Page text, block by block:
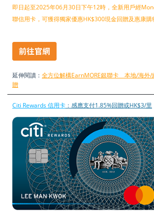
即日起至2025年06月30日下午12時，全新用戶經
聯信用卡，可獲得獨家優惠HK$300現金回贈及惠康購
延伸閱讀： 全方位解構EarnMORE銀聯卡 本地/海外/
贈
Citi Rewards 信用卡 ：感應支付1.85%回贈或HK$3/里